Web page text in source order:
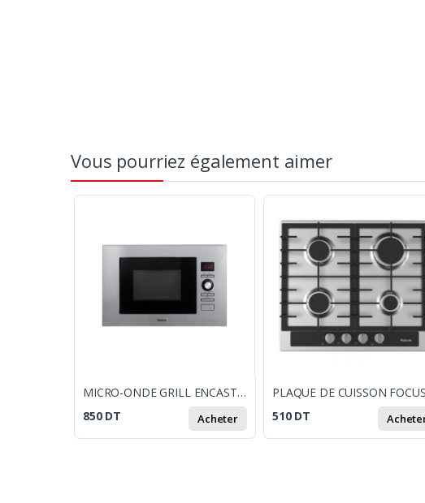
Vous pourriez également aimer
MICRO-ONDE GRILL ENCASTRABLE FOCUS F23X 20 LITRES INOX
850 DT Acheter
510 DT